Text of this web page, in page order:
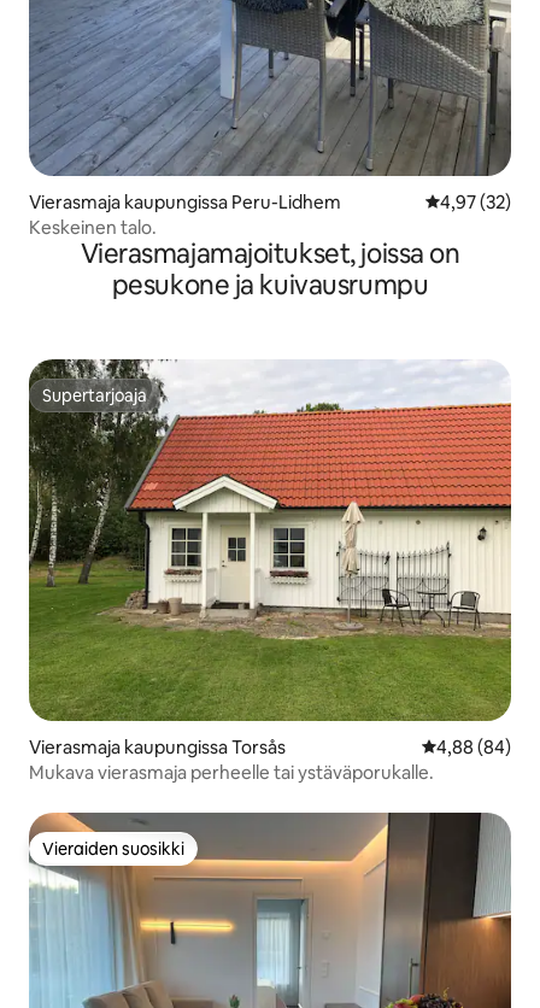
Vierasmaja kaupungissa Peru-Lidhem
4,97 (32)
Keskeinen talo.
Vierasmajamajoitukset, joissa on
pesukone ja kuivausrumpu
Supertarjoaja
Supertarjoaja
Vierasmaja kaupungissa Torsås
4,88 (84)
Mukava vierasmaja perheelle tai ystäväporukalle.
Vieraiden suosikki
Vieraiden suosikki